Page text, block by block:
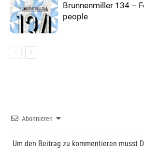
Brunnenmiller 134 –
people
Abonnieren
Um den Beitrag zu kommentieren musst